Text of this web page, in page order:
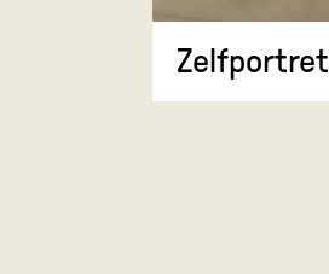
Zelfportret